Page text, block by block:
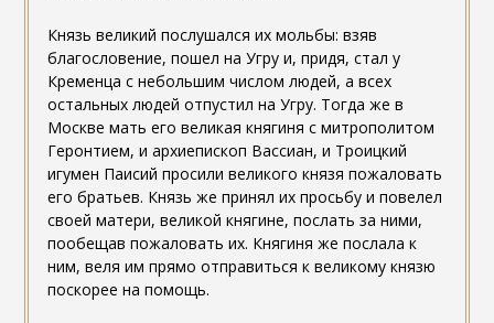
Князь великий послушался их мольбы: взяв
благословение, пошел на Угру и, придя, стал у
Кременца с небольшим числом людей, а всех
остальных людей отпустил на Угру. Тогда же в
Москве мать его великая княгиня с митрополитом
Геронтием, и архиепископ Вассиан, и Троицкий
игумен Паисий просили великого князя пожаловать
его братьев. Князь же принял их просьбу и повелел
своей матери, великой княгине, послать за ними,
пообещав пожаловать их. Княгиня же послала к
ним, веля им прямо отправиться к великому князю
поскорее на помощь.